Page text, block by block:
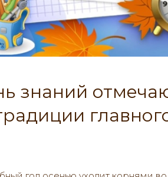
знаний